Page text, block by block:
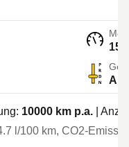
10000 km p.a.
|
l/100 km, CO2-